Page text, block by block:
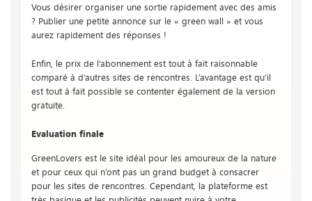
Vous désirer organiser une sortie rapidement avec des amis
? Publier une petite annonce sur le « green wall » et vous
aurez rapidement des réponses !
Enfin, le prix de l’abonnement est tout à fait raisonnable
comparé à d’autres sites de rencontres. L’avantage est qu’il
est tout à fait possible se contenter également de la version
gratuite.
Evaluation finale
GreenLovers est le site idéal pour les amoureux de la nature
et pour ceux qui n’ont pas un grand budget à consacrer
pour les sites de rencontres. Cependant, la plateforme est